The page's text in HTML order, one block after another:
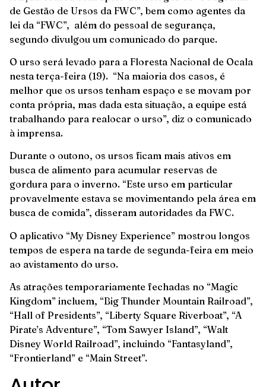
de Gestão de Ursos da FWC”, bem como agentes da
lei da “FWC”, além do pessoal de segurança,
segundo divulgou um comunicado do parque.
O urso será levado para a Floresta Nacional de Ocala
nesta terça-feira (19). “Na maioria dos casos, é
melhor que os ursos tenham espaço e se movam por
conta própria, mas dada esta situação, a equipe está
trabalhando para realocar o urso”, diz o comunicado
à imprensa.
Durante o outono, os ursos ficam mais ativos em
busca de alimento para acumular reservas de
gordura para o inverno. “Este urso em particular
provavelmente estava se movimentando pela área em
busca de comida”, disseram autoridades da FWC.
O aplicativo “My Disney Experience” mostrou longos
tempos de espera na tarde de segunda-feira em meio
ao avistamento do urso.
As atrações temporariamente fechadas no “Magic
Kingdom” incluem, “Big Thunder Mountain Railroad”,
“Hall of Presidents”, “Liberty Square Riverboat”, “A
Pirate’s Adventure”, “Tom Sawyer Island”, “Walt
Disney World Railroad”, incluindo “Fantasyland”,
“Frontierland” e “Main Street”.